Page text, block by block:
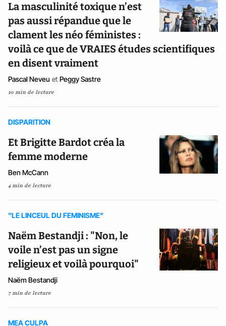
La masculinité toxique n’est
pas aussi répandue que le
clament les néo féministes :
voilà ce que de VRAIES études scientifiques
en disent vraiment
Pascal Neveu et Peggy Sastre
10 min de lecture
DISPARITION
Et Brigitte Bardot créa la
femme moderne
Ben McCann
4 min de lecture
"LE LINCEUL DU FEMINISME"
Naëm Bestandji : "Non, le
voile n’est pas un signe
religieux et voilà pourquoi"
Naëm Bestandji
7 min de lecture
MEA CULPA